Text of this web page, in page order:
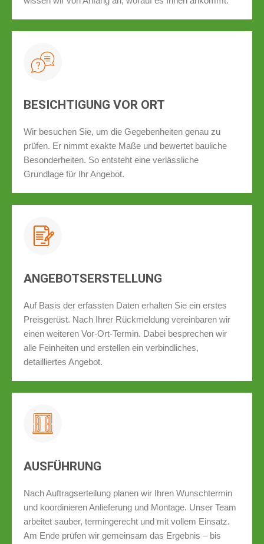
BESICHTIGUNG VOR ORT
Wir besuchen Sie, um die Gegebenheiten genau zu
prüfen. Er nimmt exakte Maße und bewertet bauliche
Besonderheiten. So entsteht eine verlässliche
Grundlage für Ihr Angebot.
ANGEBOTSERSTELLUNG
Auf Basis der erfassten Daten erhalten Sie ein erstes
Preisgerüst. Nach Ihrer Rückmeldung vereinbaren wir
einen weiteren Vor-Ort-Termin. Dabei besprechen wir
alle Feinheiten und erstellen ein verbindliches,
detailliertes Angebot.
AUSFÜHRUNG
Nach Auftragserteilung planen wir Ihren Wunschtermin
und koordinieren Anlieferung und Montage. Unser Team
arbeitet sauber, termingerecht und mit vollem Einsatz.
Am Ende prüfen wir gemeinsam das Ergebnis – bis